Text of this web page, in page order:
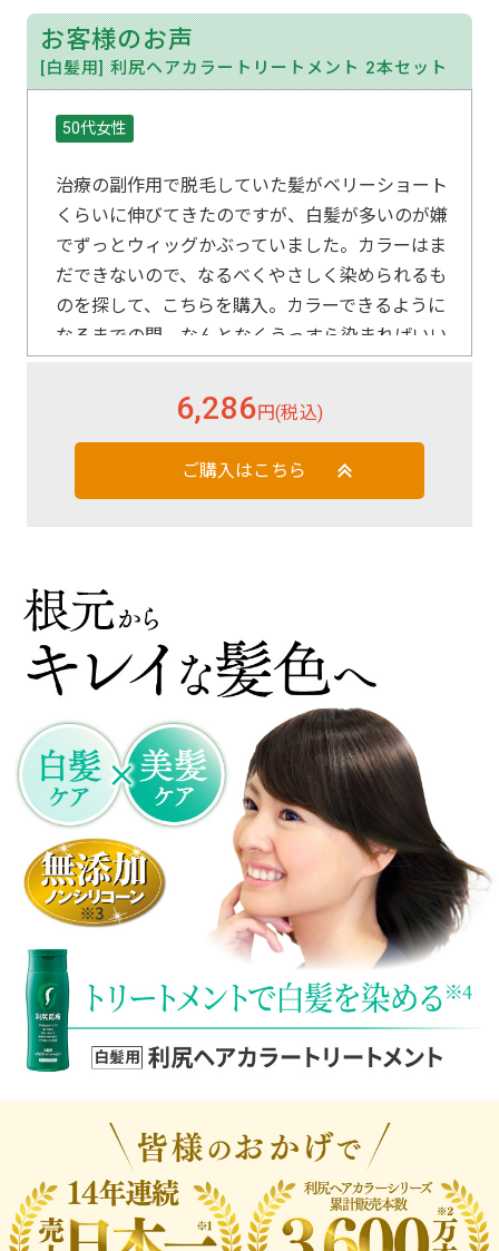
お客様のお声
[白髪用] 利尻ヘアカラートリートメント 2本セット
50代女性
治療の副作用で脱毛していた髪がベリーショート
くらいに伸びてきたのですが、白髪が多いのが嫌
でずっとウィッグかぶっていました。カラーはま
だできないので、なるべくやさしく染められるも
のを探して、こちらを購入。カラーできるように
なるまでの間、なんとなくうっすら染まればいい
通に染めていた頃と変わらないくらいにしっかり
色が入り嬉しくなりました。この先はずっとこち
らで良いかも。白髪が多いからかダークブラウン
60代女性
今までパーマも毛染めも全然大丈夫だったの
に 突然痒くなりだして(´;ω;｀)
でも年相応の白髪が出始めて… 探しに探し
て 利尻ヘアカラートリートメントに。 こ
れからもず～と使えたらいいな(^^♪
50代女性
長い間利尻ヘアカラートリートメントを手軽
さや色味や髪が傷みにくいことが気に入って
リピートしています
ただ一つ容器が最後まで使い切れずいつも残
念に思っています
ポンプ型とか何か工夫をしてもらえるとより
ありがたいです
でも今の容器でも使い続けるほど気に入って
40代女性
とにかく髪に優しい感じ。初回はすごく染ま
6,286円(税込)
ご購入はこちら